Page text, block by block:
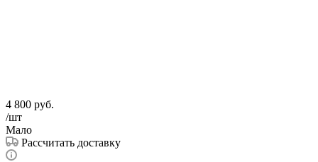
4 800 руб.
/шт
Мало
Рассчитать доставку